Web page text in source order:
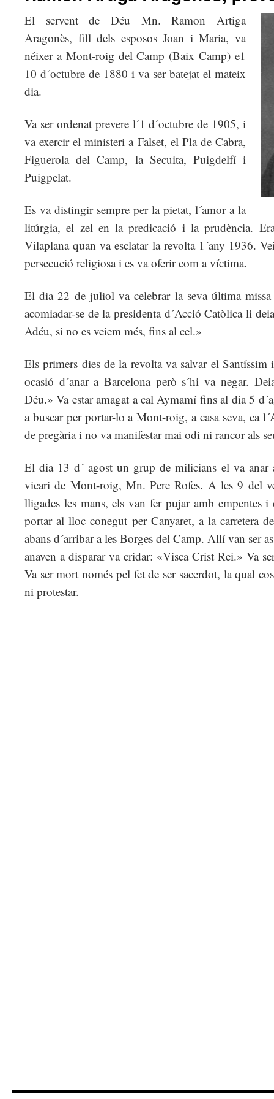
El servent de Déu Mn. Ramon Artiga
Aragonès, fill dels esposos Joan i Maria, va
néixer a Mont-roig del Camp (Baix Camp) e1
10 d´octubre de 1880 i va ser batejat el mateix
dia.
Va ser ordenat prevere l´1 d´octubre de 1905, i
va exercir el ministeri a Falset, el Pla de Cabra,
Figuerola del Camp, la Secuita, Puigdelfí i
Puigpelat.
Es va distingir sempre per la pietat, l´amor a la
litúrgia, el zel en la predicació i la prudència.
Vilaplana quan va esclatar la revolta 1´any 1936.
persecució religiosa i es va oferir com a víctima.
El dia 22 de juliol va celebrar la seva última
acomiadar-se de la presidenta d´Acció Catòlica li
Adéu, si no es veiem més, fins al cel.»
Els primers dies de la revolta va salvar el
ocasió d´anar a Barcelona però s´hi va negar.
Déu.» Va estar amagat a cal Aymamí fins al dia 5
a buscar per portar-lo a Mont-roig, a casa seva, ca
de pregària i no va manifestar mai odi ni rancor als
El dia 13 d´ agost un grup de milicians el va anar
vicari de Mont-roig, Mn. Pere Rofes. A les 9 del
lligades les mans, els van fer pujar amb empentes
portar al lloc conegut per Canyaret, a la carretera
abans d´arribar a les Borges del Camp. Allí van ser
anaven a disparar va cridar: «Visca Crist Rei.» Va
Va ser mort només pel fet de ser sacerdot, la qual
ni protestar.